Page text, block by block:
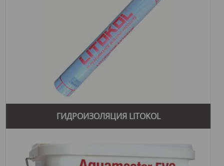
ГИДРОИЗОЛЯЦИЯ LITOKOL